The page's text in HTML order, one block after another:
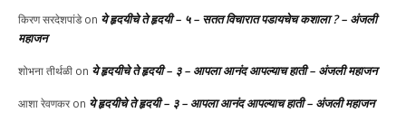
किरण सरदेशपांडेon ये हृदयीचे ते हृदयी – ५ – सतत विचारात पडायचेच कशाला ? – अंजली
महाजन
शोभना तीर्थळी on ये हृदयीचे ते हृदयी – ३ – आपला आनंद आपल्याच हाती – अंजली महाजन
आशा रेवणकरon ये हृदयीचे ते हृदयी – ३ – आपला आनंद आपल्याच हाती – अंजली महाजन